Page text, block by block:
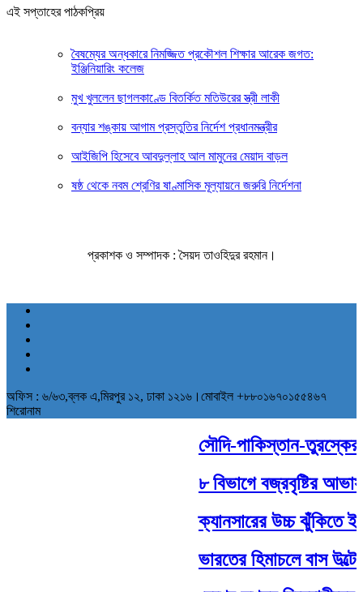
এই সপ্তাহের পাঠকপ্রিয়
বৈষম্যের অন্ধকারে নিমজ্জিত প্রকৌশল শিক্ষার আরেক জগত:
ইঞ্জিনিয়ারিং কলেজ
মুখ খুললেন ছাগলকাণ্ডে বিতর্কিত মতিউরের স্ত্রী লাকী
বন্যার শঙ্কায় আগাম প্রস্তুতির নির্দেশ প্রধানমন্ত্রীর
আইজিপি হিসেবে আবদুল্লাহ আল মামুনের মেয়াদ বাড়ল
ষষ্ঠ থেকে নবম শ্রেণির ষাণ্মাসিক মূল্যায়নে জরুরি নির্দেশনা
প্রকাশক ও সম্পাদক : সৈয়দ তাওহিদুর রহমান।
অফিস : ৬/৬৩,ব্লক এ,মিরপুর ১২, ঢাকা ১২১৬।মোবাইল +৮৮০১৬৭০১৫৫৪৬৭
শিরোনাম
সৌদি-পাকিস্তান-তুরস্কের
৮ বিভাগে বজ্রবৃষ্টির
ক্যানসারের উচ্চ ঝুঁকিতে
ভারতের হিমাচলে বাস